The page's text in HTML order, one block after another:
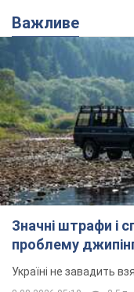
Значні штрафи і
проблему
Україні не завадить
8.08.2026 05:10 2,5 т.
На Прикарпатті
спеки пройшла
дороги
Відео
Негода накрила
8.08.2026 09:27
Жінці